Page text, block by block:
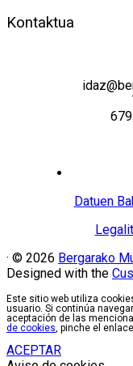
Kontaktua
Datuen
· © 2026 Bergarako
Designed with the
Este sitio web utiliza
usuario. Si continúa
aceptación de las
de cookies, pinche el
ACEPTAR